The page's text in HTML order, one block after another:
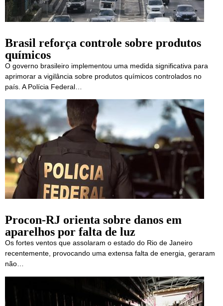
Brasil reforça controle sobre produtos
químicos
O governo brasileiro implementou uma medida significativa para
aprimorar a vigilância sobre produtos químicos controlados no
país. A Polícia Federal…
Procon-RJ orienta sobre danos em
aparelhos por falta de luz
Os fortes ventos que assolaram o estado do Rio de Janeiro
recentemente, provocando uma extensa falta de energia, geraram
não…